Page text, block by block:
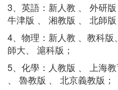
3、英語：新人教 、 外研版
牛津版 、 湘教版 、 北師版
4、物理：新人教 、教科
師大、 滬科版；
5、化學：人教版 、 上海
、 魯教版 、 北京義教版；